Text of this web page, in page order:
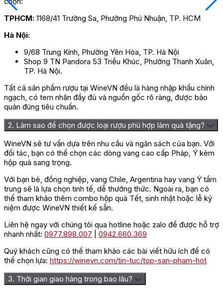
Chưa có đánh giá nào.
Hãy là người đầu tiên nhận xét “Rượu Vang Napa Valley 99
Merlot”
Bạn phảiđăng nhậpđể gửi đánh giá.
TPHCM: 1168/41 Trường Sa, Phường Phú Nhuận, TP. HCM
Hà Nội:
9/68 Trung Kính, Phường Yên Hòa, TP. Hà Nội
Shop 9 TN Pandora 53 Triều Khúc, Phường Thanh Xuân,
TP. Hà Nội.
Tất cả sản phẩm rượu tại WineVN đều là hàng nhập khẩu chính
ngạch, có tem nhãn đầy đủ và nguồn gốc rõ ràng, được bảo
quản đúng tiêu chuẩn.
2. Làm sao để chọn được loại rượu phù hợp làm quà tặng?
WineVN sẽ tư vấn dựa trên nhu cầu và ngân sách của bạn. Với
đối tác, bạn có thể chọn các dòng vang cao cấp Pháp, Ý kèm
hộp quà sang trọng.
Với bạn bè, đồng nghiệp, vang Chile, Argentina hay vang Ý tầm
trung sẽ là lựa chọn tinh tế, dễ thưởng thức. Ngoài ra, bạn có
thể tham khảo thêm combo hộp quà Tết, sinh nhật hoặc lễ kỷ
niệm được WineVN thiết kế sẵn.
Liên hệ ngay với chúng tôi qua hotline hoặc zalo để được hỗ trợ
nhanh nhất: 0977.898.007
0942.660.369
Quý khách cũng có thể tham khảo các bài viết hữu ích để có
thể chọn lựa: https://winevn.com/tin-tuc/top-san-pham-hot
3. Thời gian giao hàng trong bao lâu?